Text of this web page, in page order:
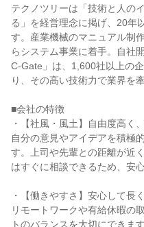
テクノツリーは「技術と人の
る」を経営理念に掲げ、20年
す。産業機械のマニュアル制
らシステム事業に着手。自社
C-Gate」は、1,600社以上の
り、その高い技術力で業界を
■会社の特徴
・【社風・風土】自由度高く
自分の意見やアイデアを積極
す。上司や先輩との距離が近
はすぐに相談できるため、安
・【働きやすさ】安心して長
リモートワークや有給休暇の
トのバランスを大切にできま